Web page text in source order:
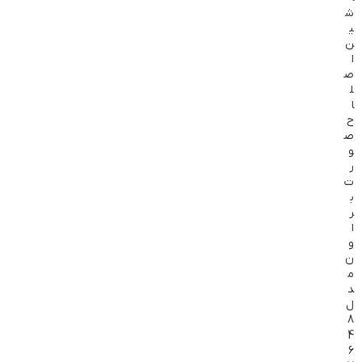
ش
ی
ن
ا
ص
ل
ا
ح
ص
و
ر
ت
ب
ر
ا
و
ن
م
د
ل
8
4
6